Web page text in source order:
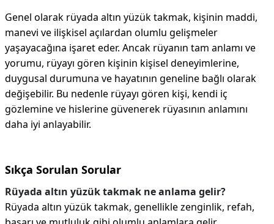
Genel olarak rüyada altın yüzük takmak, kişinin maddi,
manevi ve ilişkisel açılardan olumlu gelişmeler
yaşayacağına işaret eder. Ancak rüyanın tam anlamı ve
yorumu, rüyayı gören kişinin kişisel deneyimlerine,
duygusal durumuna ve hayatının geneline bağlı olarak
değişebilir. Bu nedenle rüyayı gören kişi, kendi iç
gözlemine ve hislerine güvenerek rüyasının anlamını
daha iyi anlayabilir.
Sıkça Sorulan Sorular
Rüyada altın yüzük takmak ne anlama gelir?
Rüyada altın yüzük takmak, genellikle zenginlik, refah,